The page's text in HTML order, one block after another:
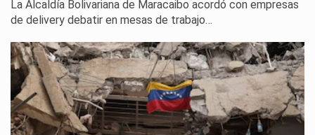
La Alcaldía Bolivariana de Maracaibo acordó con empresas
de delivery debatir en mesas de trabajo…